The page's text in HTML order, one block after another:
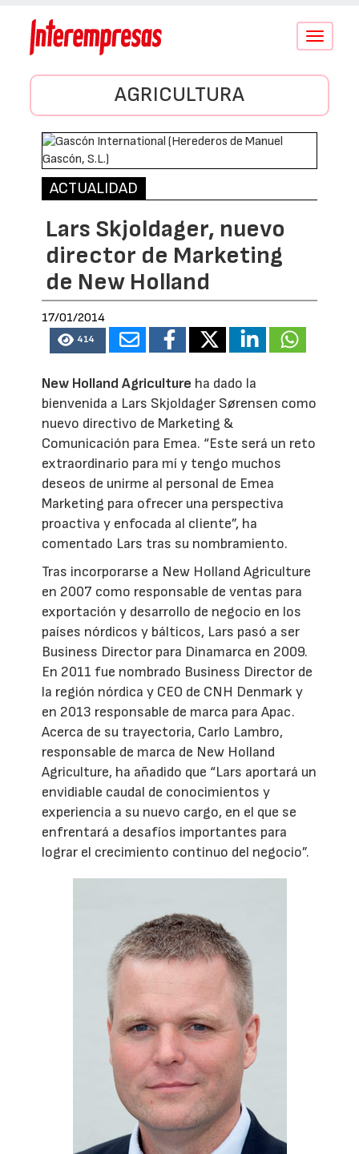
Conmutar
AGRICULTURA
ACTUALIDAD
Lars Skjoldager, nuevo
director de Marketing
de New Holland
17/01/2014
414
New Holland Agriculture ha dado la
bienvenida a Lars Skjoldager Sørensen como
nuevo directivo de Marketing &
Comunicación para Emea. “Este será un reto
extraordinario para mí y tengo muchos
deseos de unirme al personal de Emea
Marketing para ofrecer una perspectiva
proactiva y enfocada al cliente”, ha
comentado Lars tras su nombramiento.
Tras incorporarse a New Holland Agriculture
en 2007 como responsable de ventas para
exportación y desarrollo de negocio en los
países nórdicos y bálticos, Lars pasó a ser
Business Director para Dinamarca en 2009.
En 2011 fue nombrado Business Director de
la región nórdica y CEO de CNH Denmark y
en 2013 responsable de marca para Apac.
Acerca de su trayectoria, Carlo Lambro,
responsable de marca de New Holland
Agriculture, ha añadido que “Lars aportará un
envidiable caudal de conocimientos y
experiencia a su nuevo cargo, en el que se
enfrentará a desafíos importantes para
lograr el crecimiento continuo del negocio”.